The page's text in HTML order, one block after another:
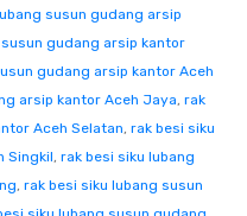
susun gudang arsip
gudang arsip kantor
gudang arsip kantor Aceh
arsip kantor Aceh Jaya, rak
Aceh Selatan, rak besi siku
Singkil, rak besi siku lubang
, rak besi siku lubang susun